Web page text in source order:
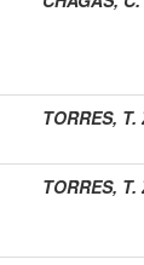
TORRES, T.
TORRES, T.